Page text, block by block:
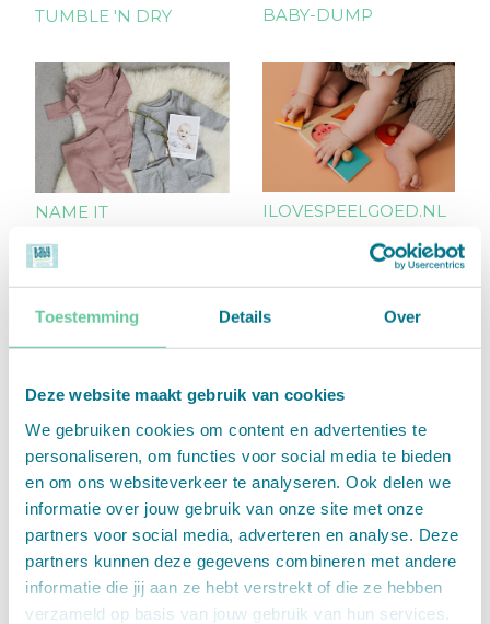
Toestemming Details Over
Deze website maakt gebruik van cookies
We gebruiken cookies om content en advertenties te
personaliseren, om functies voor social media te bieden
en om ons websiteverkeer te analyseren. Ook delen we
informatie over jouw gebruik van onze site met onze
partners voor social media, adverteren en analyse. Deze
partners kunnen deze gegevens combineren met andere
informatie die jij aan ze hebt verstrekt of die ze hebben
verzameld op basis van jouw gebruik van hun services.
TUMBLE 'N DRY BABY-DUMP
NAME IT ILOVESPEELGOED.NL
FOSSY MIES & CO
HOUSE OF KIDS PETITE AMÉLIE